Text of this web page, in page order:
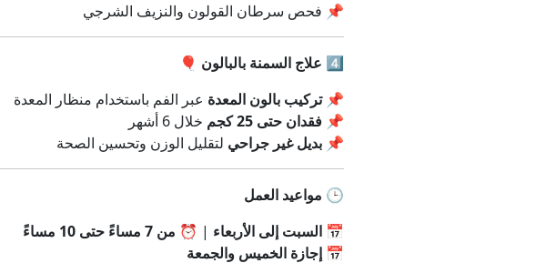
📌 فحص سرطان القولون والنزيف الشرجي
4️⃣ علاج السمنة بالبالون 🎈
📌تركيب بالون المعدة عبر الفم باستخدام منظار المعدة
📌 فقدان حتى 25 كجم
خلال 6 أشهر
📌 بديل غير جراحي لتقليل الوزن وتحسين الصحة
🕒 مواعيد العمل
📅 السبت إلى الأربعاء | ⏰ من 7 مساءً حتى 10 مساءً
📅 إجازة الخميس والجمعة